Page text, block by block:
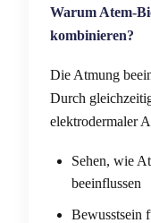
Warum Atem-
kombinieren?
Die Atmung
Durch
elektrodermaler
Sehen, wie
beeinflussen
Bewusstsein